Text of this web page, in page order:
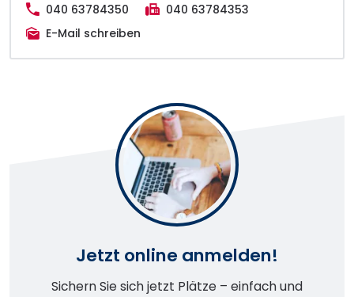
040 63784350
040 63784353
E-Mail schreiben
Jetzt online anmelden!
Sichern Sie sich jetzt Plätze – einfach und